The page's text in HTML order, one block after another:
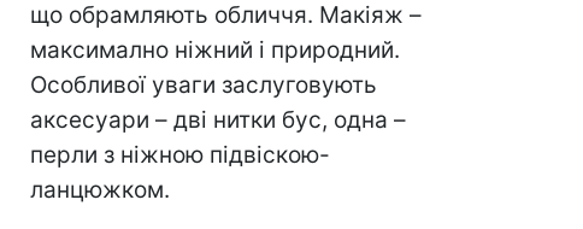
що обрамляють обличчя. Макіяж –
максимално ніжний і природний.
Особливої уваги заслуговують
аксесуари – дві нитки бус, одна –
перли з ніжною підвіскою-
ланцюжком.